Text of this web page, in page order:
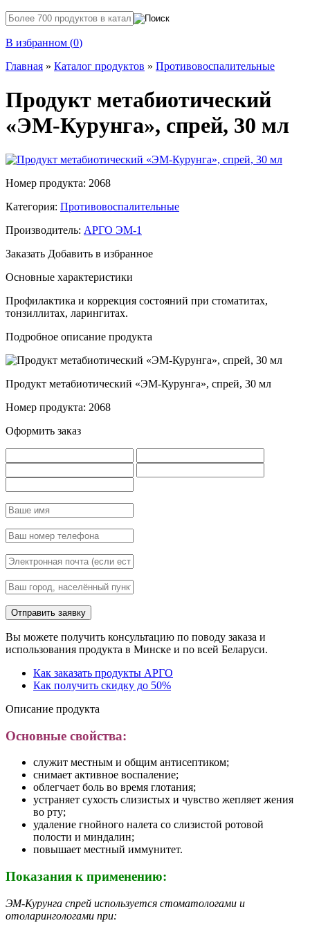
В избранном (0)
Главная » Каталог продуктов » Противовоспалительные
Продукт метабиотический
«ЭМ-Курунга», спрей, 30 мл
Номер продукта: 2068
Категория: Противовоспалительные
Производитель: АРГО ЭМ-1
Заказать Добавить в избранное
Основные характеристики
Профилактика и коррекция состояний при стоматитах,
тонзиллитах, ларингитах.
Подробное описание продукта
Продукт метабиотический «ЭМ-Курунга», спрей, 30 мл
Номер продукта: 2068
Оформить заказ
Вы можете получить консультацию по поводу заказа и
использования продукта в Минске и по всей Беларуси.
Как заказать продукты АРГО
Как получить скидку до 50%
Описание продукта
Основные свойства:
служит местным и общим антисептиком;
снимает активное воспаление;
облегчает боль во время глотания;
устраняет сухость слизистых и чувство жепляет жения
во рту;
удаление гнойного налета со слизистой ротовой
полости и миндалин;
повышает местный иммунитет.
Показания к применению:
ЭМ-Курунга спрей используется стоматологами и
отоларингологами при: